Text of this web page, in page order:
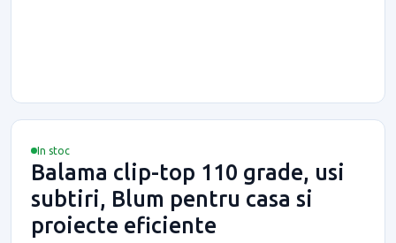
In stoc
Balama clip-top 110 grade, usi
subtiri, Blum pentru casa si
proiecte eficiente